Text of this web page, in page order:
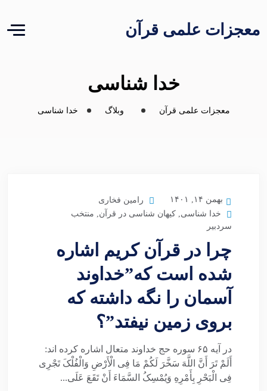
معجزات علمی قرآن
خدا شناسی
معجزات علمی قرآن وبلاگ خدا شناسی
بهمن ۱۴, ۱۴۰۱
رامین فخاری
خدا شناسی, کیهان شناسی در قرآن, منتخب
سردبیر
چرا در قرآن کریم اشاره
شده است که”خداوند
آسمان را نگه داشته که
بروی زمین نیفتد”؟
در آیه ۶۵ سوره حج خداوند متعال اشاره کرده اند:
أَلَمْ تَرَ أَنَّ اللَّهَ سَخَّرَ لَکُمْ مَا فِی الْأَرْضِ وَالْفُلْکَ تَجْرِی
فِی الْبَحْرِ بِأَمْرِهِ وَیُمْسِکُ السَّمَاءَ أَنْ تَقَعَ عَلَى...